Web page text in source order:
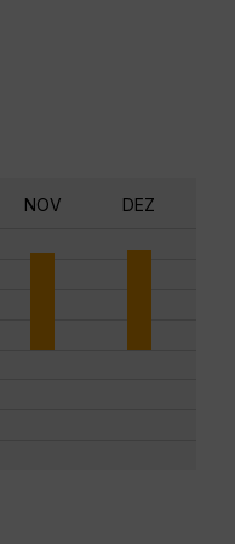
NOV DEZ